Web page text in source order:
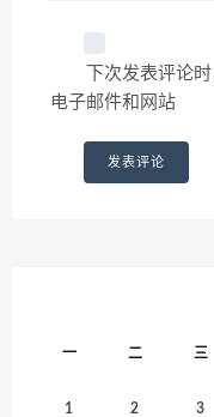
下次发表评论
电子邮件和网站
一 二 三
1 2 3